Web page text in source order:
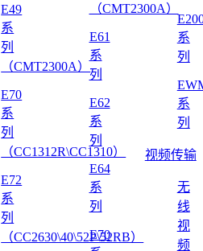
E49
系
列
（CMT2300A）
E70
系
列
（CC1312R\CC1310）
E72
系
列
（CC2630\40\52P\52RB）
（CMT2300A）
E61
系
列
E62
系
列
E64
系
列
E70
系
列
系
列
视频传输
无
线
视
频